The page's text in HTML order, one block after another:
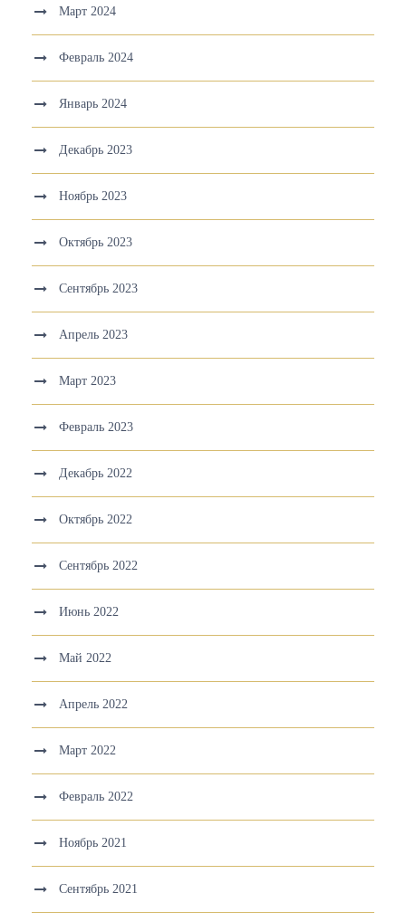
Март 2024
Февраль 2024
Январь 2024
Декабрь 2023
Ноябрь 2023
Октябрь 2023
Сентябрь 2023
Апрель 2023
Март 2023
Февраль 2023
Декабрь 2022
Октябрь 2022
Сентябрь 2022
Июнь 2022
Май 2022
Апрель 2022
Март 2022
Февраль 2022
Ноябрь 2021
Сентябрь 2021